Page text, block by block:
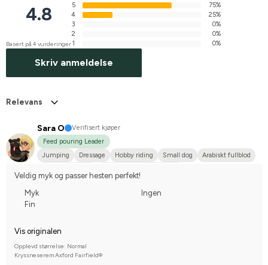
4.8
Basert på 4 vurderinger
5
75%
4
25%
3
0%
2
0%
1
0%
Skriv anmeldelse
Relevans
Sara O
Verifisert kjøper
Feed pouring Leader
Jumping
Dressage Hobby riding Small dog
Arabiskt fullblod
Compete on hobby-level
Veldig myk og passer hesten perfekt!
Myk
Fin
Ingen
Vis originalen
Opplevd størrelse: Normal
Kryssneserem Axford Fairfield®